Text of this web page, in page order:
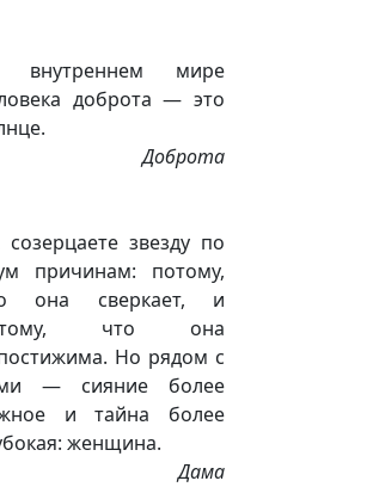
внутреннем мире
доброта — это
Доброта
звезду по
причинам: потому,
она сверкает, и
что она
Но рядом с
— сияние более
и тайна более
женщина.
Дама